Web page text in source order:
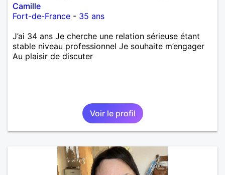
Camille
Fort-de-France - 35 ans
J’ai 34 ans Je cherche une relation sérieuse étant
stable niveau professionnel Je souhaite m’engager
Au plaisir de discuter
Voir le profil